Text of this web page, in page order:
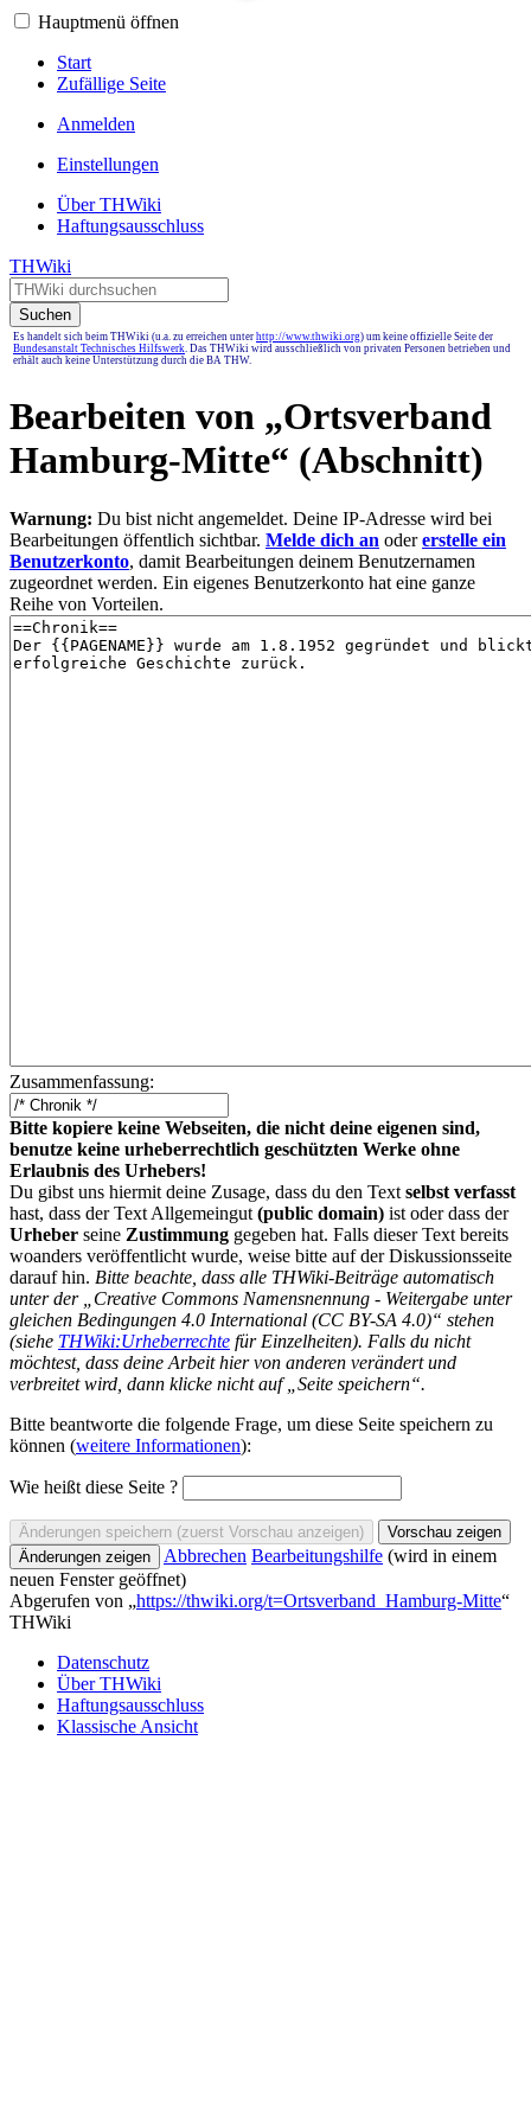
Hauptmenü öffnen
Start
Zufällige Seite
Anmelden
Einstellungen
Über THWiki
Haftungsausschluss
THWiki
Suchen
Es handelt sich beim THWiki (u.a. zu erreichen unter http://www.thwiki.org) um keine offizielle Seite der
Bundesanstalt Technisches Hilfswerk. Das THWiki wird ausschließlich von privaten Personen betrieben und
erhält auch keine Unterstützung durch die BA THW.
Bearbeiten von „Ortsverband
Hamburg-Mitte“ (Abschnitt)
Warnung: Du bist nicht angemeldet. Deine IP-Adresse wird bei
Bearbeitungen öffentlich sichtbar. Melde dich an odererstelle ein
Benutzerkonto, damit Bearbeitungen deinem Benutzernamen
zugeordnet werden. Ein eigenes Benutzerkonto hat eine ganze
Reihe von Vorteilen.
Zusammenfassung:
Bitte kopiere keine Webseiten, die nicht deine eigenen sind,
benutze keine urheberrechtlich geschützten Werke ohne
Erlaubnis des Urhebers!
Du gibst uns hiermit deine Zusage, dass du den Text selbst verfasst
hast, dass der Text Allgemeingut (public domain) ist oder dass der
Urheber seine Zustimmung gegeben hat. Falls dieser Text bereits
woanders veröffentlicht wurde, weise bitte auf der Diskussionsseite
darauf hin. Bitte beachte, dass alle THWiki-Beiträge automatisch
unter der „Creative Commons Namensnennung - Weitergabe unter
gleichen Bedingungen 4.0 International (CC BY-SA 4.0)“ stehen
(siehe THWiki:Urheberrechte für Einzelheiten). Falls du nicht
möchtest, dass deine Arbeit hier von anderen verändert und
verbreitet wird, dann klicke nicht auf „Seite speichern“.
Bitte beantworte die folgende Frage, um diese Seite speichern zu
können (weitere Informationen):
Wie heißt diese Seite ?
Abbrechen Bearbeitungshilfe (wird in einem
neuen Fenster geöffnet)
Abgerufen von „https://thwiki.org/t=Ortsverband_Hamburg-Mitte“
THWiki
Datenschutz
Über THWiki
Haftungsausschluss
Klassische Ansicht